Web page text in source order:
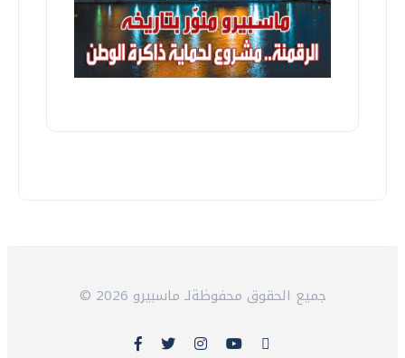
© 2026 جميع الحقوق محفوظةلـ ماسبيرو